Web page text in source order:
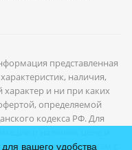
представленная
наличия,
и ни при каких
определяемой
кодекса РФ. Для
к нашим специалистам с
для вашего удобства